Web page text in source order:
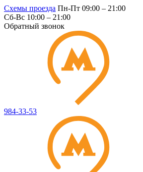
Схемы проезда Пн-Пт 09:00 – 21:00
Сб-Вс 10:00 – 21:00
Обратный звонок
984-33-53